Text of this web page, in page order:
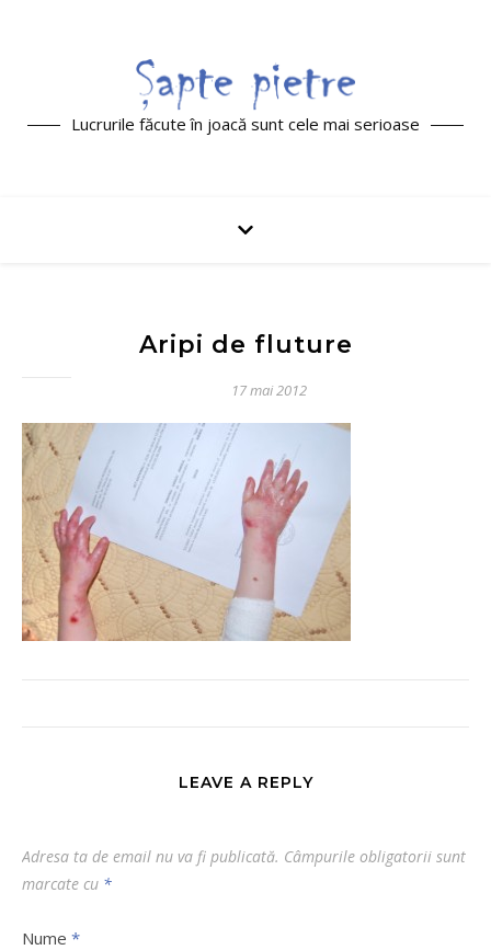
Lucrurile făcute în joacă sunt cele mai serioase
Aripi de fluture
17 mai 2012
LEAVE A REPLY
Adresa ta de email nu va fi publicată. Câmpurile obligatorii sunt
marcate cu *
Nume *